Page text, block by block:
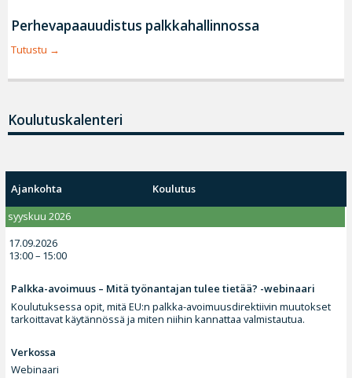
Perhevapaauudistus palkkahallinnossa
Tutustu
Koulutuskalenteri
Ajankohta
Koulutus
syyskuu 2026
17.09.2026
13:00 – 15:00
Palkka-avoimuus – Mitä työnantajan tulee tietää? -webinaari
Koulutuksessa opit, mitä EU:n palkka-avoimuusdirektiivin muutokset
tarkoittavat käytännössä ja miten niihin kannattaa valmistautua.
Verkossa
Webinaari